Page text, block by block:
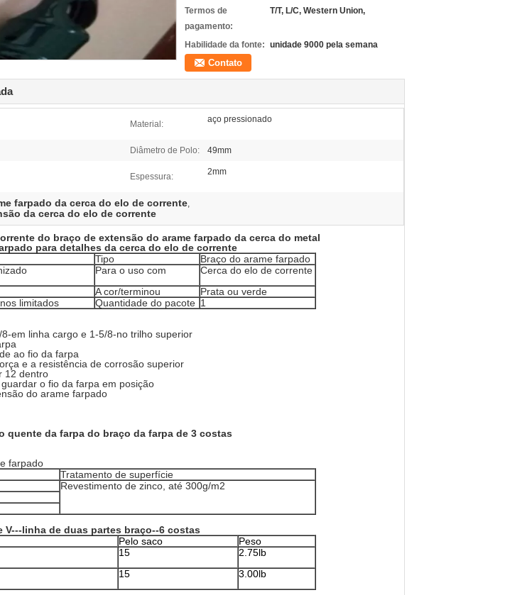
Termos de
pagamento:
T/T, L/C, Western Union,
Habilidade da fonte: unidade 9000 pela semana
Contato
Material: aço pressionado
Diâmetro de Polo: 49mm
Espessura: 2mm
farpado da cerca do elo de corrente,
da cerca do elo de corrente
do braço de extensão do arame farpado da cerca do metal
para detalhes da cerca do elo de corrente
Tipo
Braço do arame farpado
Para o uso com
Cerca do elo de corrente
A cor/terminou
Prata ou verde
limitados Quantidade do pacote 1
em linha cargo e 1-5/8-no trilho superior
ao fio da farpa
e a resistência de corrosão superior
12 dentro
o fio da farpa em posição
do arame farpado
quente da farpa do braço da farpa de 3 costas
farpado
Tratamento de superfície
Revestimento de zinco, até 300g/m2
linha de duas partes braço--6 costas
Pelo saco
Peso
15
2.75lb
15 3.00lb